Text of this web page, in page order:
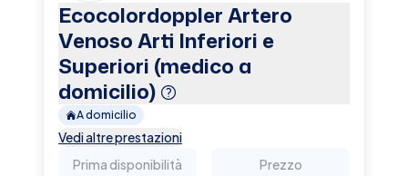
Ecocolordoppler Artero
Venoso Arti Inferiori e
Superiori (medico a
domicilio)
A domicilio
Vedi altre prestazioni
Prima disponibilità
Prezzo